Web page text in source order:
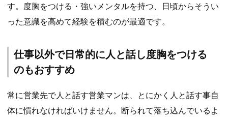
す。度胸をつける・強いメンタルを持つ、日頃からそうい
った意識を高めて経験を積むのが最適です。
仕事以外で日常的に人と話し度胸をつける
のもおすすめ
常に営業先で人と話す営業マンは、とにかく人と話す事自
体に慣れなければいけません。断られて落ち込んでいるよ